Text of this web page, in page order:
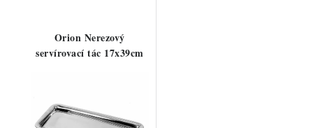
Orion Nerezový
servírovací tác 17x39cm